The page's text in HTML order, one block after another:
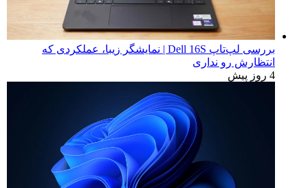
بررسی لپ‌تاپ Dell 16S | نمایشگر زیبا، عملکردی که
انتظارش رو نداری
4 روز پیش